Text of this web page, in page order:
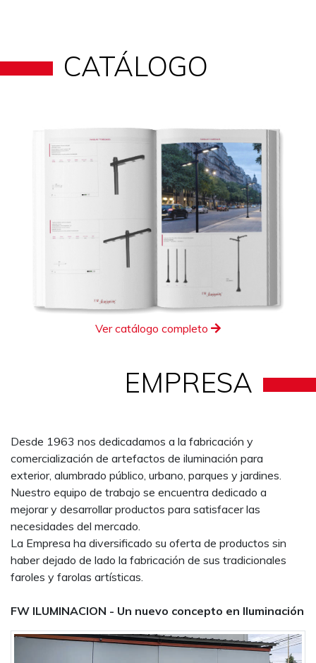
CATÁLOGO
Ver catálogo completo
EMPRESA
Desde 1963 nos dedicadamos a la fabricación y
comercialización de artefactos de iluminación para
exterior, alumbrado público, urbano, parques y jardines.
Nuestro equipo de trabajo se encuentra dedicado a
mejorar y desarrollar productos para satisfacer las
necesidades del mercado.
La Empresa ha diversificado su oferta de productos sin
haber dejado de lado la fabricación de sus tradicionales
faroles y farolas artísticas.
FW ILUMINACION - Un nuevo concepto en Iluminación